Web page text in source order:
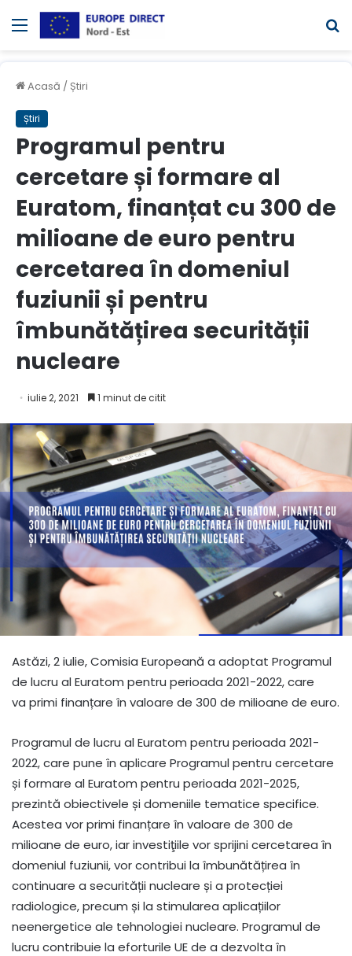
Meniul
Acasă / Știri
Știri
Programul pentru
cercetare și formare al
Euratom, finanțat cu 300 de
milioane de euro pentru
cercetarea în domeniul
fuziunii și pentru
îmbunătățirea securității
nucleare
iulie 2, 2021 1 minut de citit
Astăzi, 2 iulie, Comisia Europeană a adoptat Programul
de lucru al Euratom pentru perioada 2021-2022, care
va primi finanțare în valoare de 300 de milioane de euro.
Programul de lucru al Euratom pentru perioada 2021-
2022, care pune în aplicare Programul pentru cercetare
și formare al Euratom pentru perioada 2021-2025,
prezintă obiectivele și domeniile tematice specifice.
Acestea vor primi finanțare în valoare de 300 de
milioane de euro, iar investiţiile vor sprijini cercetarea în
domeniul fuziunii, vor contribui la îmbunătățirea în
continuare a securității nucleare și a protecției
radiologice, precum și la stimularea aplicațiilor
neenergetice ale tehnologiei nucleare. Programul de
lucru contribuie la eforturile UE de a dezvolta în